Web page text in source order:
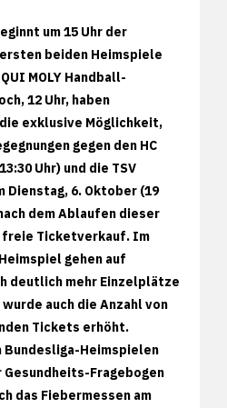
um 15 Uhr der
beiden Heimspiele
MOLY Handball-
12 Uhr, haben
exklusive Möglichkeit,
gegen den HC
Uhr) und die TSV
Dienstag, 6. Oktober (19
dem Ablaufen dieser
Ticketverkauf. Im
gehen auf
deutlich mehr Einzelplätze
auch die Anzahl von
Tickets erhöht.
Bundesliga-Heimspielen
Fragebogen
das Fiebermessen am